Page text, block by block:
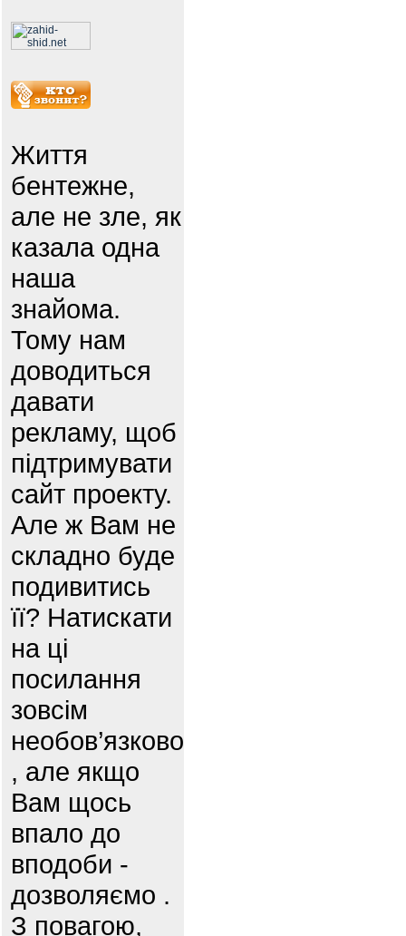
Життя
бентежне,
але не зле, як
казала одна
наша
знайома.
Тому нам
доводиться
давати
рекламу, щоб
підтримувати
сайт проекту.
Але ж Вам не
складно буде
подивитись
її? Натискати
на ці
посилання
зовсім
необов’язково
, але якщо
Вам щось
впало до
вподоби -
дозволяємо .
З повагою,